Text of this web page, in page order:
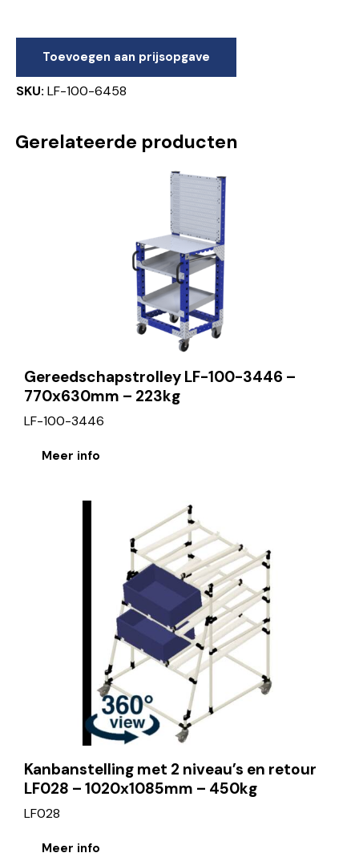
Toevoegen aan prijsopgave
SKU: LF-100-6458
Gerelateerde producten
Gereedschapstrolley LF-100-3446 –
770x630mm – 223kg
LF-100-3446
Meer info
Kanbanstelling met 2 niveau’s en retour
LF028 – 1020x1085mm – 450kg
LF028
Meer info